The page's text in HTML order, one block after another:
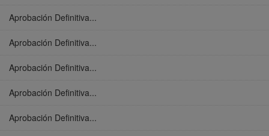
Aprobación Definitiva...
Aprobación Definitiva...
Aprobación Definitiva...
Aprobación Definitiva...
Aprobación Definitiva...